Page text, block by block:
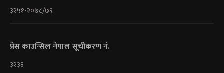
३२५१-२०७८/७९
प्रेस काउन्सिल नेपाल सूचीकरण नं.
३२३६